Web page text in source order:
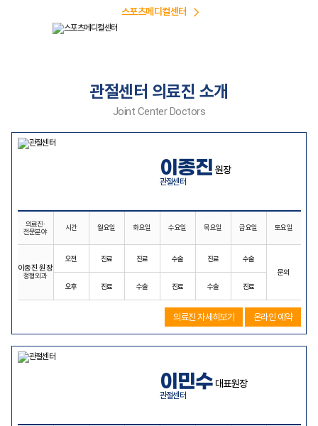
스포츠메디컬센터
관절센터 의료진 소개
Joint Center Doctors
이종진 원장
관절센터
의료진·
전문분야
시간 월요일 화요일 수요일 목요일 금요일 토요일
이종진 원장
정형외과
오전 진료 진료 수술 진료
수술
문의
오후
진료 수술 진료 수술 진료
의료진 자세히보기 온라인 예약
이민수 대표원장
관절센터